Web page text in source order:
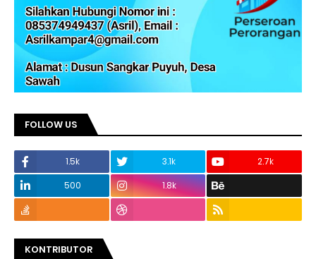
FOLLOW US
1.5k 3.1k
2.7k
500
1.8k
KONTRIBUTOR